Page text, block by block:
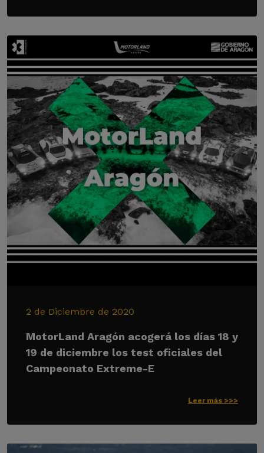
2 de Diciembre de 2020
MotorLand Aragón acogerá los días 18 y
19 de diciembre los test oficiales del
Campeonato Extreme-E
Leer más >>>